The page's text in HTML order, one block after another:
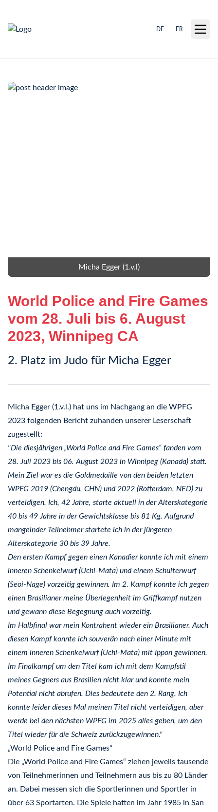
DE FR
Micha Egger (1.v.l)
World Police and Fire Games
vom 28. Juli bis 6. August
2023, Winnipeg CA
2. Platz im Judo für Micha Egger
Micha Egger (1.v.l.) hat uns im Nachgang an die WPFG
2023 folgenden Bericht zuhanden unserer Leserschaft
zugestellt:
"Die diesjährigen „World Police and Fire Games“ fanden vom
28. Juli 2023 bis 06. August 2023 in Winnipeg (Kanada) statt.
Mein Ziel war es die Goldmedaille von den beiden letzten
WPFG 2019 (Chengdu, CHN) und 2022 (Rotterdam, NED) zu
verteidigen. Ich, 42 Jahre, starte aktuell in der Alterskategorie
40 bis 49 Jahre in der Gewichtsklasse bis 81 Kg. Aufgrund
mangelnder Teilnehmer startete ich in der jüngeren
Alterskategorie 30 bis 39 Jahre.
Den ersten Kampf gegen einen Kanadier konnte ich mit einem
inneren Schenkelwurf (Uchi-Mata) und einem Schulterwurf
(Seoi-Nage) vorzeitig gewinnen. Im 2. Kampf konnte ich gegen
einen Brasilianer meine Überlegenheit im Griffkampf nutzen
und gewann diese Begegnung auch vorzeitig.
Im Halbfinal war mein Kontrahent wieder ein Brasilianer. Auch
diesen Kampf konnte ich souverän nach einer Minute mit
einem inneren Schenkelwurf (Uchi-Mata) mit Ippon gewinnen.
Im Finalkampf um den Titel kam ich mit dem Kampfstil
meines Gegners aus Brasilien nicht klar und konnte mein
Potential nicht abrufen. Dies bedeutete den 2. Rang. Ich
konnte leider dieses Mal meinen Titel nicht verteidigen, aber
werde bei den nächsten WPFG im 2025 alles geben, um den
Titel wieder für die Schweiz zurückzugewinnen."
„World Police and Fire Games“
Die „World Police and Fire Games“ ziehen jeweils tausende
von Teilnehmerinnen und Teilnehmern aus bis zu 80 Länder
an. Dabei messen sich die Sportlerinnen und Sportler in
über 63 Sportarten. Die Spiele hatten im Jahr 1985 in San